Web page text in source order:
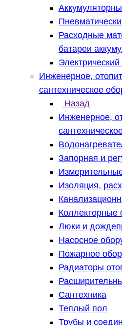
Расходные
батареи
Инженерное,
сантехническое
Назад
Инженерное,
Запорная и
Изоляция,
Коллекторные
Люки и
Насосное
Пожарное
Радиаторы
Сантехника
Теплый пол
Трубы и